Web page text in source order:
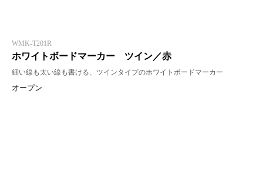
WMK-T201R
ホワイトボードマーカー ツイン／赤
細い線も太い線も書ける、ツインタイプのホワイトボードマーカー
オープン